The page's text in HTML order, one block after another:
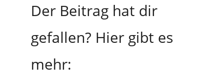
Der Beitrag hat dir
gefallen? Hier gibt es
mehr: